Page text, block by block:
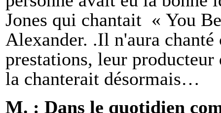
Jones qui chantait « You
Alexander. .Il n'aura chanté
prestations, leur producteur
la chanterait désormais…
M. : Dans le quotidien